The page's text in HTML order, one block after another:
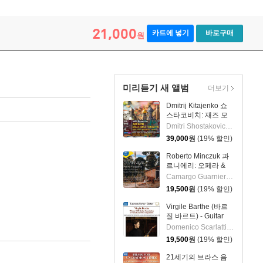
21,000원 카트에 넣기 바로구매
미리듣기 새 앨범
Dmitrij Kitajenko 쇼
스타코비치: 재즈 모
음곡, 발레 모음곡, 협
주곡들
(Shostakovich: Jazz
Suite; Ballet Suites;
Concertos)
Dmitri Shostakovich 작곡 외 6명
39,000원 (19% 할인)
Roberto Minczuk 과
르니에리: 오페라 &
관현악 작품집
(Guarnieri: Pedro
Malazarte)
Camargo Guarnieri 작곡 외 2명
19,500원 (19% 할인)
Virgile Barthe (바르
질 바르트) - Guitar
Recital (기타 리사이
틀)
Domenico Scarlatti 작곡 외 5명
19,500원 (19% 할인)
21세기의 브라스 음
더보기